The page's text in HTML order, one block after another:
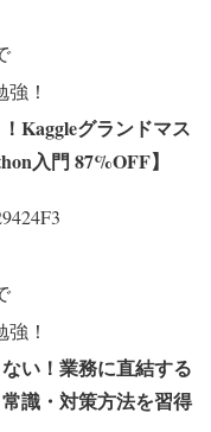
！
Kaggleグランドマス
入門 87%OFF】
！
い！業務に直結する
識・対策方法を習得